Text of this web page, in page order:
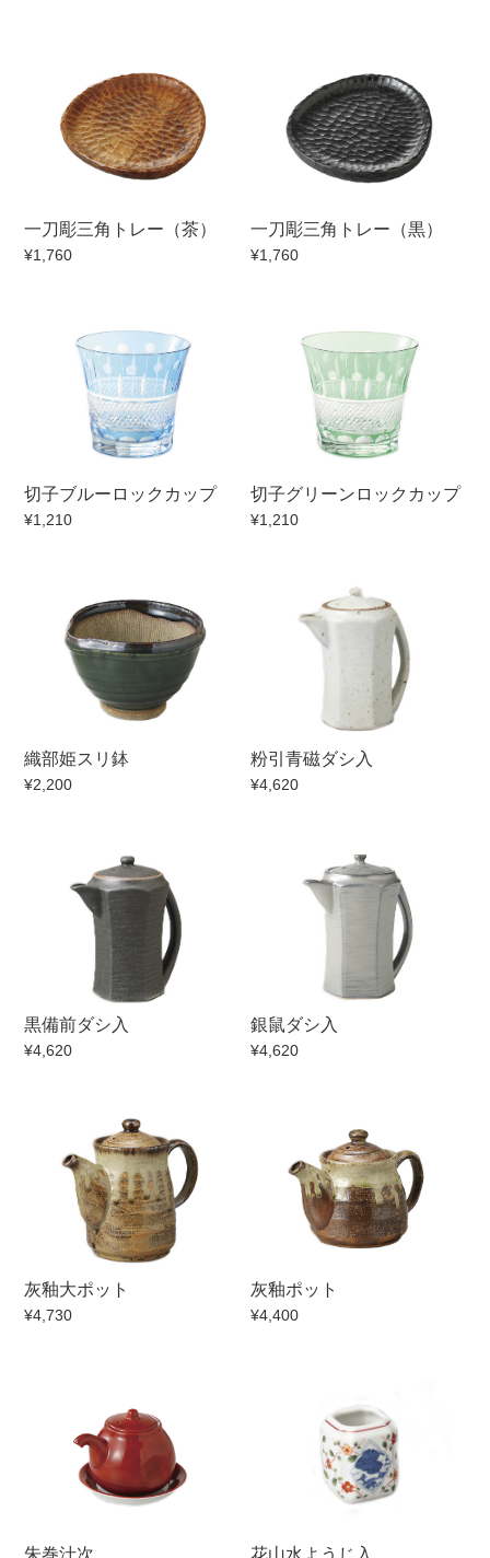
500円未満 100円～
500円～ 700円～
1,500円〜 2,000円〜 2,500円〜
5,000円～9,999円
ブランド・窯名・作家名
カラー
手ざわり
一刀彫三角トレー（茶）
¥1,760
一刀彫三角トレー（黒）
¥1,760
切子ブルーロックカップ
¥1,210
切子グリーンロックカップ
¥1,210
織部姫スリ鉢
¥2,200
粉引青磁ダシ入
¥4,620
黒備前ダシ入
¥4,620
銀鼠ダシ入
¥4,620
灰釉大ポット
¥4,730
灰釉ポット
¥4,400
朱巻汁次 花山水ようじ入